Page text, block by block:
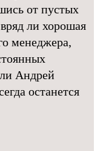
от пустых
ли хорошая
менеджера,
Андрей
останется